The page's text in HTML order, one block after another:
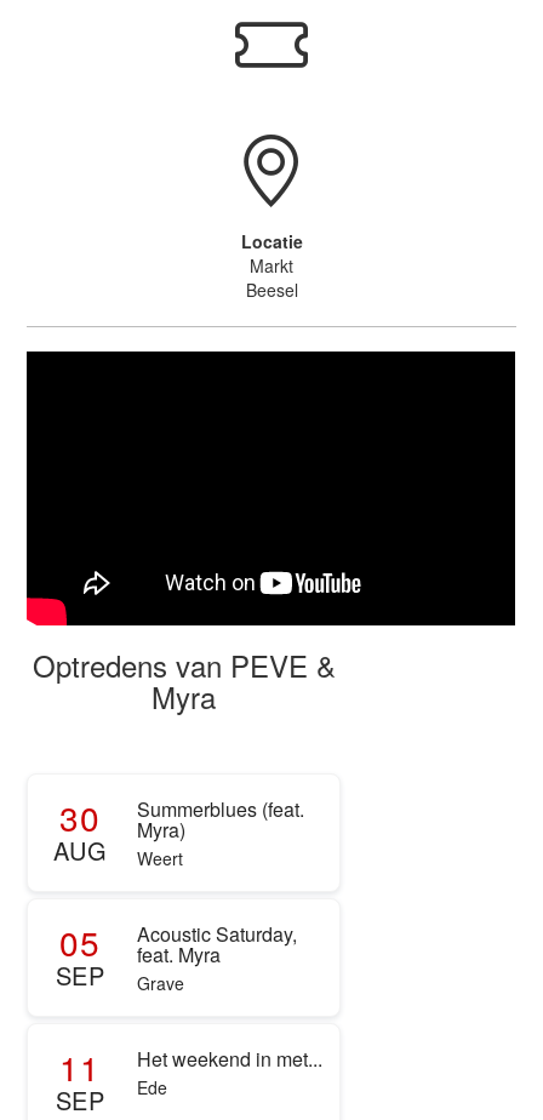
Locatie
Markt
Beesel
Optredens van PEVE &
Myra
30
AUG
Summerblues (feat.
Myra)
Weert
05
SEP
Acoustic Saturday,
feat. Myra
Grave
11
SEP
Het weekend in met...
Ede